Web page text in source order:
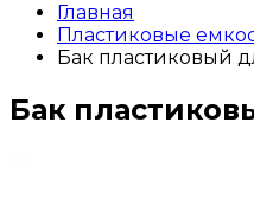
Главная
Пластиковые
Бак пластиковый
Бак